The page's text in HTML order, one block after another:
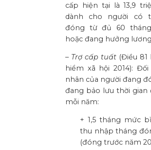
cấp hiện tại là 13,9
dành cho người có
đóng từ đủ 60
hoặc đang hưởng
– Trợ cấp tuất (Điều 81
hiểm xã hội 2014):
nhân của người đang
đang bảo lưu thời gian
mỗi năm:
+ 1,5 tháng mức
thu nhập tháng
(đóng trước năm